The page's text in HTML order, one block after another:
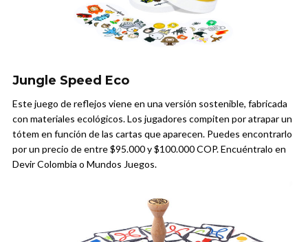
Jungle Speed Eco
Este juego de reflejos viene en una versión sostenible, fabricada
con materiales ecológicos. Los jugadores compiten por atrapar un
tótem en función de las cartas que aparecen. Puedes encontrarlo
por un precio de entre $95.000 y $100.000 COP. Encuéntralo en
Devir Colombia o Mundos Juegos.